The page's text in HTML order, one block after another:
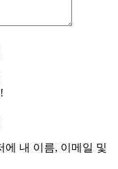
에 내 이름, 이메일 및